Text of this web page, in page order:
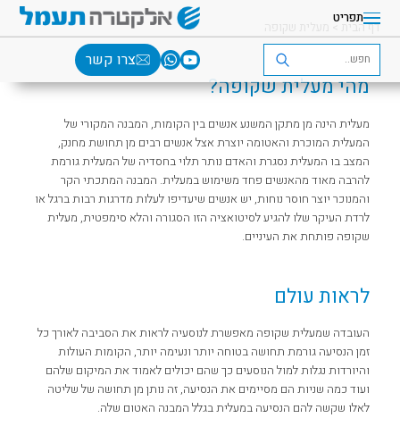
תפריט
צרו קשר
דף הבית >
מהי מעלית שקופה?
מעלית הינה מן מתקן המשנע אנשים בין הקומות, המבנה המקורי של
המעלית המוכרת והאטומה יוצרת אצל אנשים רבים מן תחושת מחנק,
המצב בו המעלית נסגרת והאדם נותר תלוי בחסדיה של המעלית גורמת
להרבה מאוד מהאנשים פחד משימוש במעלית. המבנה המתכתי הקר
והמנוכר יוצר חוסר נוחות, יש אנשים שיעדיפו לעלות מדרגות רבות ברגל או
לרדת העיקר שלו להגיע לסיטואציה הזו הסגורה והלא סימפטית, מעלית
שקופה פותחת את העיניים.
לראות עולם
העובדה שמעלית שקופה מאפשרת לנוסעיה לראות את הסביבה לאורך כל
זמן הנסיעה גורמת תחושה בטוחה יותר ונעימה יותר, הקומות העולות
והיורדות נגלות למול הנוסעים כך שהם יכולים לאמוד את המיקום שלהם
ועוד כמה שניות הם מסיימים את הנסיעה, זה נותן מן תחושה של שליטה
לאלו שקשה להם הנסיעה במעלית בגלל המבנה האטום שלה.